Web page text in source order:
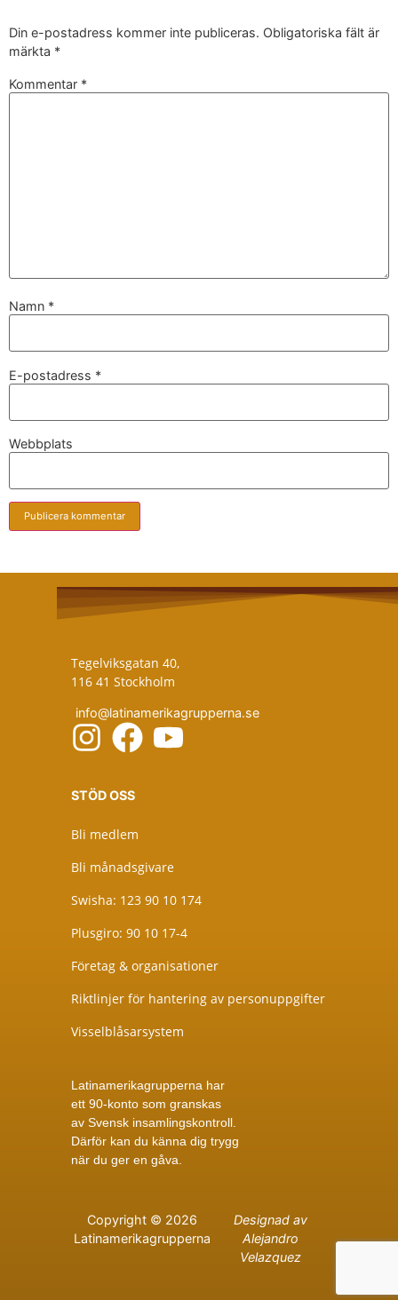
Din e-postadress kommer inte publiceras. Obligatoriska fält är
märkta *
Kommentar *
Namn *
E-postadress *
Webbplats
Tegelviksgatan 40,
116 41 Stockholm
info@latinamerikagrupperna.se
STÖD OSS
Bli medlem
Bli månadsgivare
Swisha: 123 90 10 174
Plusgiro: 90 10 17-4
Företag & organisationer
Riktlinjer för hantering av personuppgifter
Visselblåsarsystem
Latinamerikagrupperna har
ett 90-konto som granskas
av Svensk insamlingskontroll
Därför kan du känna dig trygg
när du ger en gåva.
Copyright © 2026
Latinamerikagrupperna
Designad av
Alejandro
Velazquez